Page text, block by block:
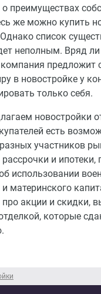
о преимуществах
же можно купить
список
неполным. Вряд
компания предложит
в новостройке у
только себя.
новостройки
есть
участников
и ипотеки,
использовании
материнского
акции и скидки,
которые